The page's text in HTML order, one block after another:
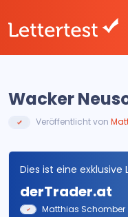
Wacker
Veröffentlicht von
Dies ist eine exklusive
derTrader.at
Matthias Schomber